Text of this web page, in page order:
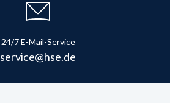
24/7 E-Mail-Service
service@hse.de